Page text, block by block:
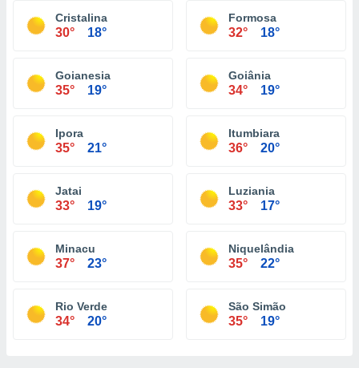
Cristalina
30° 18°
Formosa
32° 18°
Goianesia
35° 19°
Goiânia
34° 19°
Ipora
35° 21°
Itumbiara
36° 20°
Jatai
33° 19°
Luziania
33° 17°
Minacu
37° 23°
Niquelândia
35° 22°
Rio Verde
34° 20°
São Simão
35° 19°